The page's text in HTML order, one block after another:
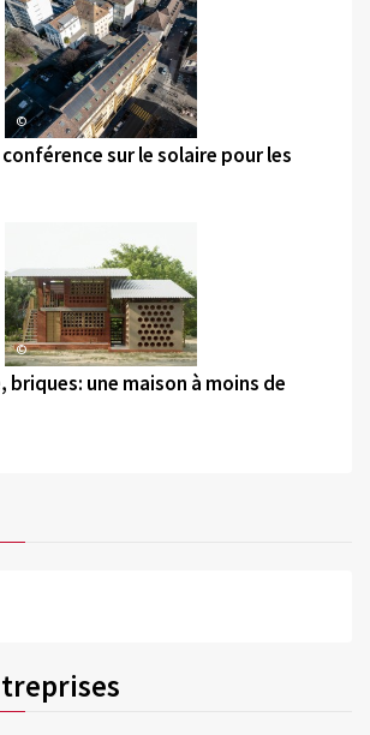
©
conférence sur le solaire pour les
©
briques: une maison à moins de